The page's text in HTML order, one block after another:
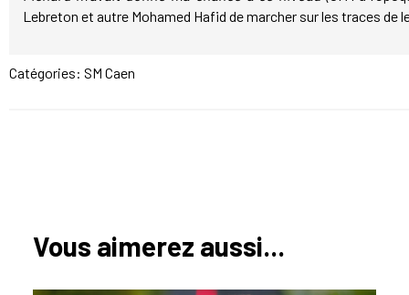
Lebreton et autre Mohamed Hafid de marcher sur les traces de
Catégories: SM Caen
Vous aimerez aussi...